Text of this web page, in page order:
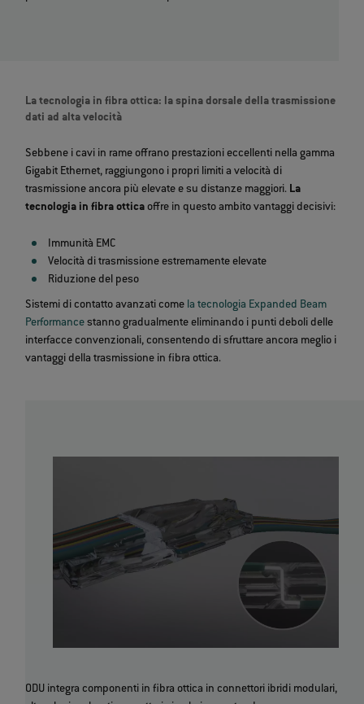
La tecnologia in fibra ottica: la spina dorsale della trasmissione
dati ad alta velocità
Sebbene i cavi in rame offrano prestazioni eccellenti nella gamma
Gigabit Ethernet, raggiungono i propri limiti a velocità di
trasmissione ancora più elevate e su distanze maggiori. La
tecnologia in fibra ottica offre in questo ambito vantaggi decisivi:
Immunità EMC
Velocità di trasmissione estremamente elevate
Riduzione del peso
Sistemi di contatto avanzati come la tecnologia Expanded Beam
Performancestanno gradualmente eliminando i punti deboli delle
interfacce convenzionali, consentendo di sfruttare ancora meglio i
vantaggi della trasmissione in fibra ottica.
ODU integra componenti in fibra ottica in connettori ibridi modulari,